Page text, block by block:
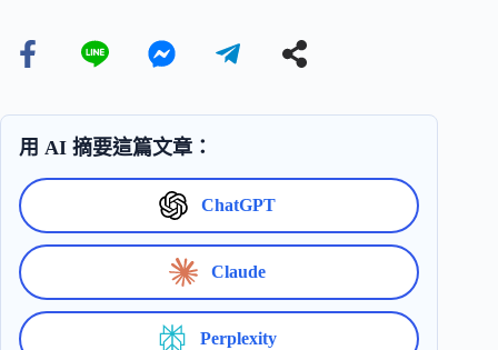
用 AI 摘要這篇文章：
ChatGPT
Claude
Perplexity